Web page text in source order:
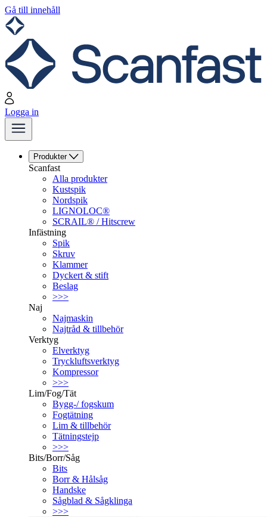
Gå till innehåll
Logga in
Produkter
Scanfast
Alla produkter
Kustspik
Nordspik
LIGNOLOC®
SCRAIL® / Hitscrew
Infästning
Spik
Skruv
Klammer
Dyckert & stift
Beslag
>>>
Naj
Najmaskin
Najtråd & tillbehör
Verktyg
Elverktyg
Tryckluftsverktyg
Kompressor
>>>
Lim/Fog/Tät
Bygg-/ fogskum
Fogtätning
Lim & tillbehör
Tätningstejp
>>>
Bits/Borr/Såg
Bits
Borr & Hålsåg
Handske
Sågblad & Sågklinga
>>>